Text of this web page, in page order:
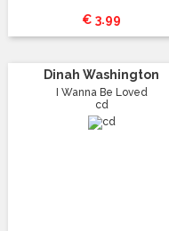
€ 3.99
Dinah Washington
I Wanna Be Loved
cd